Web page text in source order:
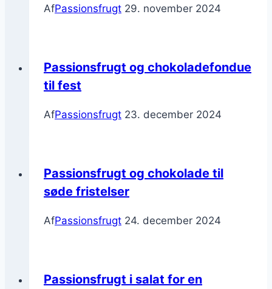
AfPassionsfrugt 29. november 2024
Passionsfrugt og chokoladefondue
til fest
AfPassionsfrugt 23. december 2024
Passionsfrugt og chokolade til
søde fristelser
AfPassionsfrugt 24. december 2024
Passionsfrugt i salat for en